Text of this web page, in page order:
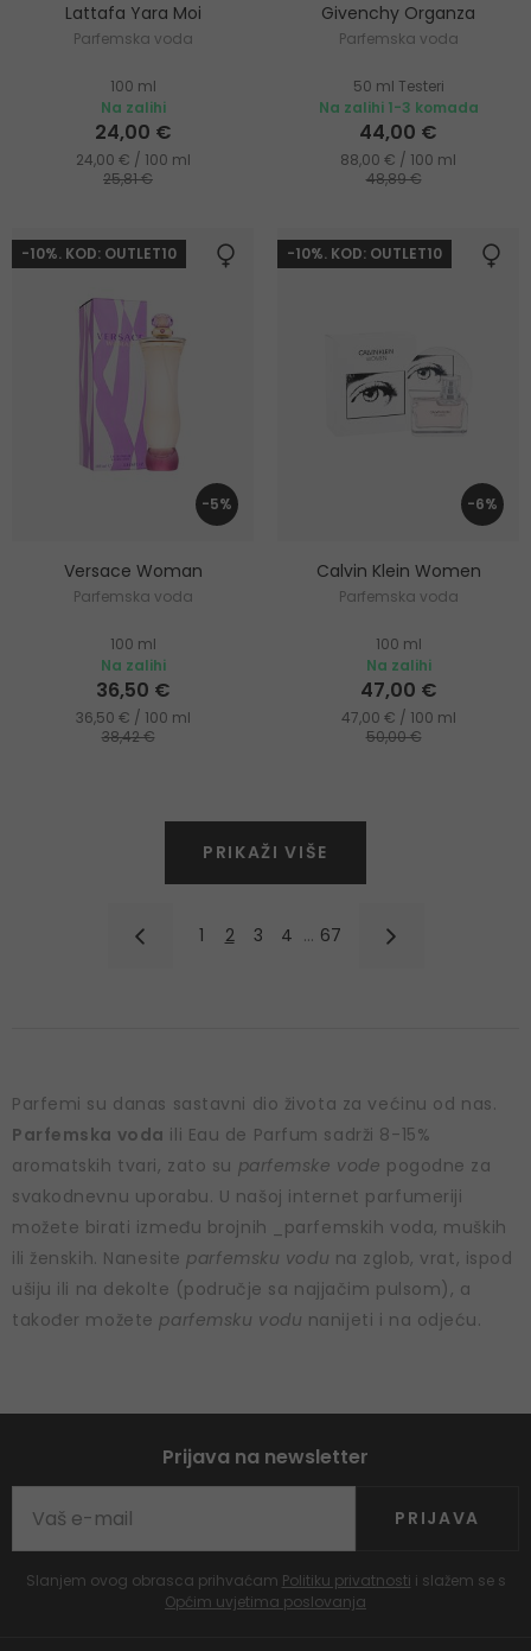
Lattafa Yara Moi
Parfemska voda
100 ml
Na zalihi
24,00 €
24,00 € / 100 ml
25,81 €
Givenchy Organza
Parfemska voda
50 ml Testeri
Na zalihi 1-3 komada
44,00 €
88,00 € / 100 ml
48,89 €
-10%. KOD: OUTLET10
-5%
Versace Woman
Parfemska voda
100 ml
Na zalihi
36,50 €
36,50 € / 100 ml
38,42 €
-10%. KOD: OUTLET10
-6%
Calvin Klein Women
Parfemska voda
100 ml
Na zalihi
47,00 €
47,00 € / 100 ml
50,00 €
PRIKAŽI VIŠE
1 2 3 4 … 67
Parfemi su danas sastavni dio života za većinu od nas.
Parfemska voda ili Eau de Parfum sadrži 8-15%
aromatskih tvari, zato su parfemske vode pogodne za
svakodnevnu uporabu. U našoj internet parfumeriji
možete birati između brojnih _parfemskih voda, muških
ili ženskih. Nanesite parfemsku vodu na zglob, vrat, ispod
ušiju ili na dekolte (područje sa najjačim pulsom), a
također možete parfemsku vodu nanijeti i na odjeću.
Prijava na newsletter
PRIJAVA
Slanjem ovog obrasca prihvaćam Politiku privatnosti i slažem se s
Općim uvjetima poslovanja